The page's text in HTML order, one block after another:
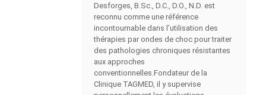
Desforges, B.Sc., D.C., D.O., N.D. est
reconnu comme une référence
incontournable dans l’utilisation des
thérapies par ondes de choc pour traiter
des pathologies chroniques résistantes
aux approches
conventionnelles.Fondateur de la
Clinique TAGMED, il y supervise